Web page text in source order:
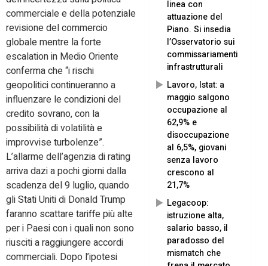
linea con
attuazione del
Piano. Si insedia
l’Osservatorio sui
commissariamenti
infrastrutturali
Lavoro, Istat: a
maggio salgono
occupazione al
62,9% e
disoccupazione
al 6,5%, giovani
senza lavoro
crescono al
21,7%
Legacoop:
istruzione alta,
salario basso, il
paradosso del
mismatch che
commerciale e della potenziale
revisione del commercio
globale mentre la forte
escalation in Medio Oriente
conferma che “i rischi
geopolitici continueranno a
influenzare le condizioni del
credito sovrano, con la
possibilità di volatilità e
improvvise turbolenze”.
L’allarme dell’agenzia di rating
arriva dazi a pochi giorni dalla
scadenza del 9 luglio, quando
gli Stati Uniti di Donald Trump
faranno scattare tariffe più alte
per i Paesi con i quali non sono
riusciti a raggiungere accordi
commerciali. Dopo l’ipotesi